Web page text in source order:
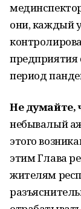
они, каждый
предприятия
период
Не думайте,
небывалый
этого
этим Глава
жителям